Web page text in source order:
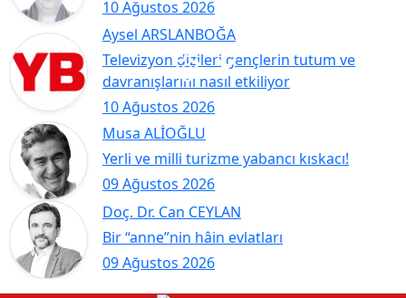
10 Ağustos 2026
Aysel ARSLANBOĞA
10 Ağustos 2026
Televizyon dizileri gençlerin tutum ve
davranışlarını nasıl etkiliyor
Musa ALİOĞLU
09 Ağustos 2026
Yerli ve milli turizme yabancı kıskacı!
Doç. Dr. Can CEYLAN
09 Ağustos 2026
Bir “anne”nin hâin evlatları